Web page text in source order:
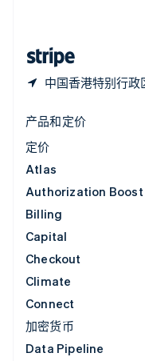
中国香港特别行政
产品和定价
定价
Atlas
Authorization Boost
Billing
Capital
Checkout
Climate
Connect
加密货币
Data Pipeline